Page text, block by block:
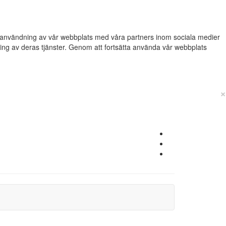
av vår webbplats med våra partners inom sociala medier
av deras tjänster. Genom att fortsätta använda vår webbplats
×